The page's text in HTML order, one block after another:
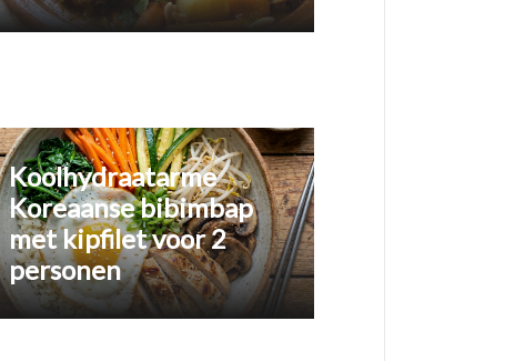
Koolhydraatarme
Koreaanse bibimbap
met kipfilet voor 2
personen